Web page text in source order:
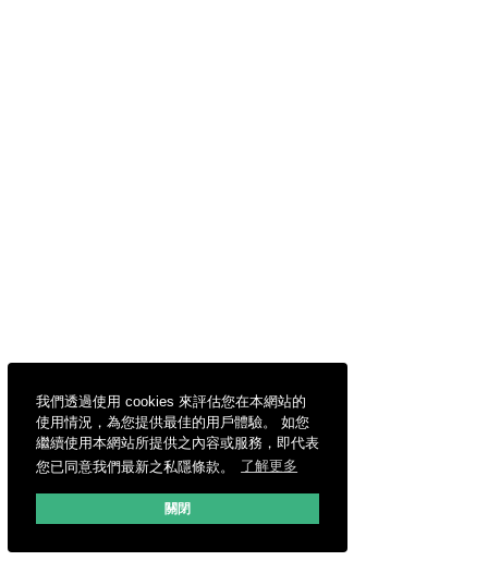
我們透過使用 cookies 來評估您在本網站的
使用情況，為您提供最佳的用戶體驗。 如您
繼續使用本網站所提供之內容或服務，即代表
您已同意我們最新之私隱條款。
了解更多
關閉